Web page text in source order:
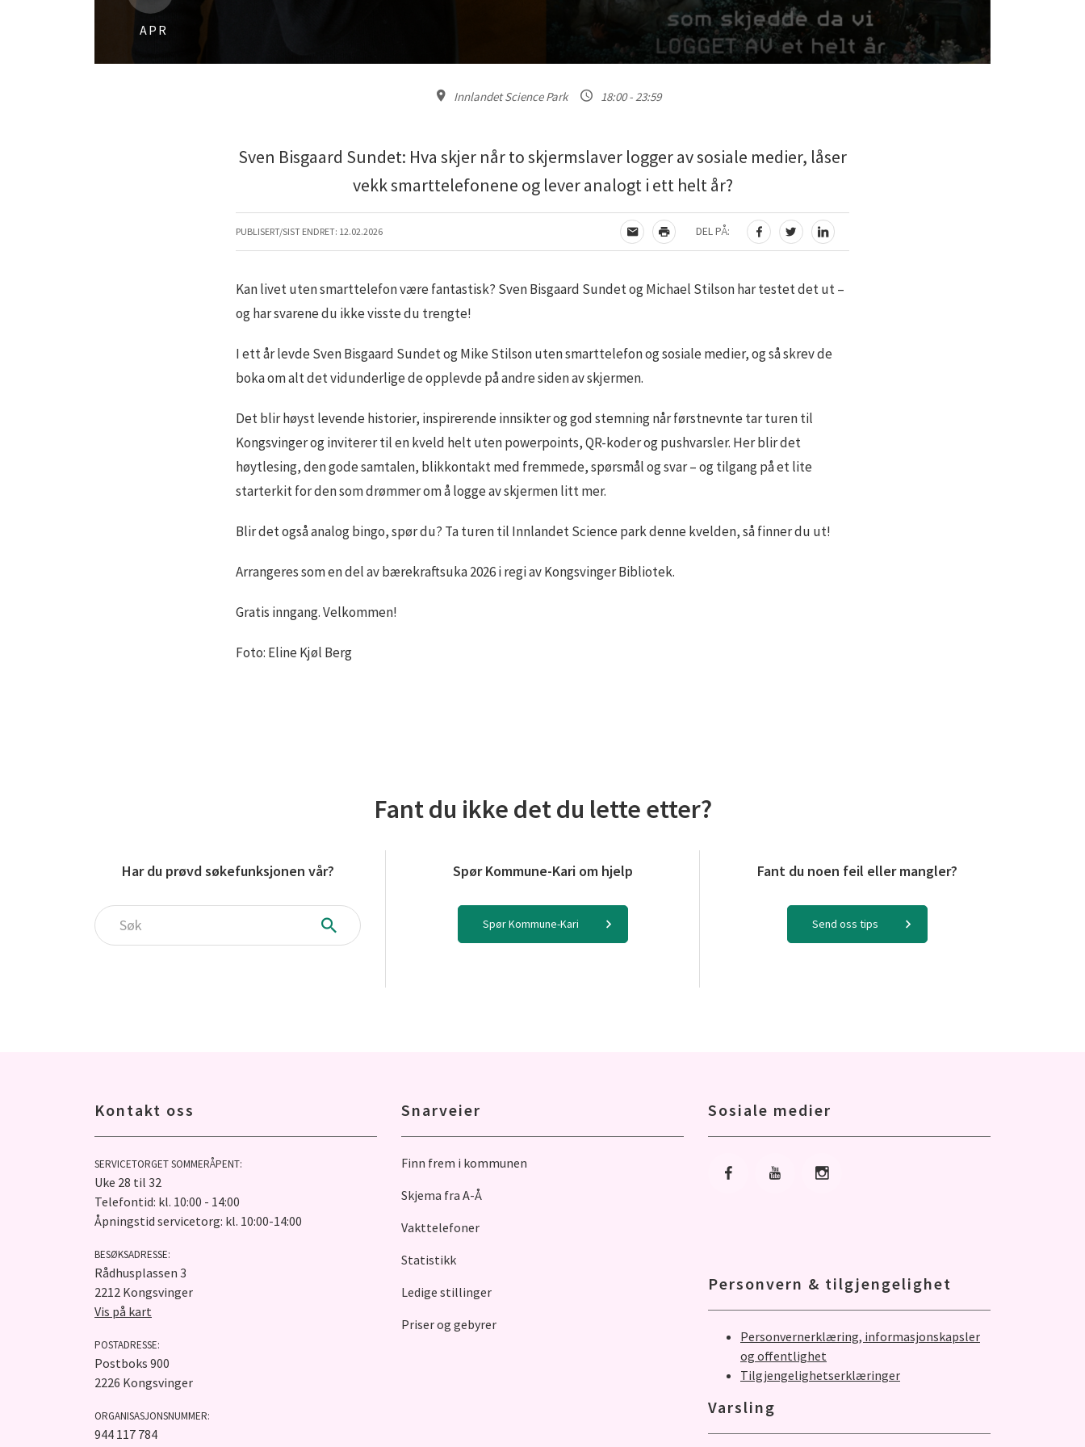
APR
Innlandet Science Park 18:00 - 23:59
Sven Bisgaard Sundet: Hva skjer når to skjermslaver logger av sosiale medier, låser
vekk smarttelefonene og lever analogt i ett helt år?
PUBLISERT/SIST ENDRET: 12.02.2026
TIPS EN VENN
SKRIV UT
DEL PÅ:
DEL PÅ FACEBOOK
DEL PÅ TWITTER
DEL PÅ LINKEDIN
Kan livet uten smarttelefon være fantastisk? Sven Bisgaard Sundet og Michael Stilson har testet det ut –
og har svarene du ikke visste du trengte!
I ett år levde Sven Bisgaard Sundet og Mike Stilson uten smarttelefon og sosiale medier, og så skrev de
boka om alt det vidunderlige de opplevde på andre siden av skjermen.
Det blir høyst levende historier, inspirerende innsikter og god stemning når førstnevnte tar turen til
Kongsvinger og inviterer til en kveld helt uten powerpoints, QR-koder og pushvarsler. Her blir det
høytlesing, den gode samtalen, blikkontakt med fremmede, spørsmål og svar – og tilgang på et lite
starterkit for den som drømmer om å logge av skjermen litt mer.
Blir det også analog bingo, spør du? Ta turen til Innlandet Science park denne kvelden, så finner du ut!
Arrangeres som en del av bærekraftsuka 2026 i regi av Kongsvinger Bibliotek.
Gratis inngang. Velkommen!
Foto: Eline Kjøl Berg
Fant du ikke det du lette etter?
Har du prøvd søkefunksjonen vår?
Søk
Spør Kommune-Kari om hjelp
Spør Kommune-Kari
Fant du noen feil eller mangler?
Send oss tips
Kontakt oss
SERVICETORGET SOMMERÅPENT:
Uke 28 til 32
Telefontid: kl. 10:00 - 14:00
Åpningstid servicetorg: kl. 10:00-14:00
BESØKSADRESSE:
Rådhusplassen 3
2212 Kongsvinger
Vis på kart
POSTADRESSE:
Postboks 900
2226 Kongsvinger
ORGANISASJONSNUMMER:
944 117 784
Snarveier
Finn frem i kommunen
Skjema fra A-Å
Vakttelefoner
Statistikk
Ledige stillinger
Priser og gebyrer
Sosiale medier
Gå til Facebook
Gå til YoutubeGå til Instagram
Personvern & tilgjengelighet
Personvernerklæring, informasjonskapsler
og offentlighet
Tilgjengelighetserklæringer
Varsling